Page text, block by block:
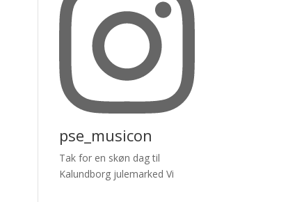
pse_musicon
Tak for en skøn dag til
Kalundborg julemarked Vi